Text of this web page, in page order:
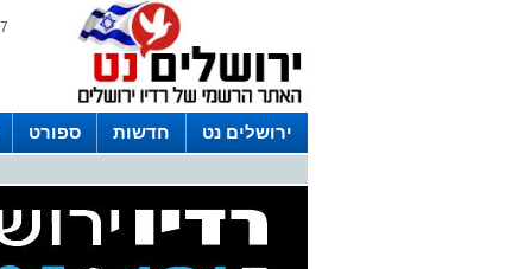
07
ירושלים נט חדשות ספורט